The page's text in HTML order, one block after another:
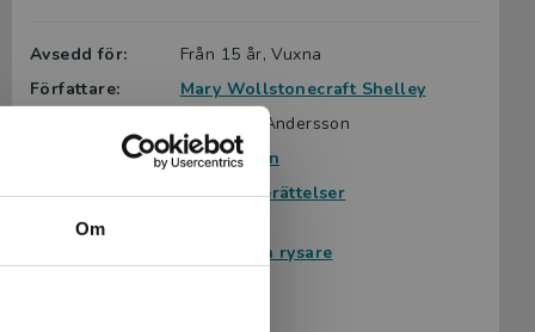
Om
Avsedd för:
Från 15 år, Vuxna
Författare:
Mary Wollstonecraft Shelley
Catharina Andersson
Nils Olsson
Serie:
Tidlösa berättelser
Ämnesområde:
Skräck och rysare